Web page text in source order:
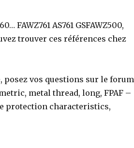
FAWZ761 AS761 GSFAWZ500,
trouver ces références chez
vos questions sur le
metal thread, long, FPAF –
protection characteristics,